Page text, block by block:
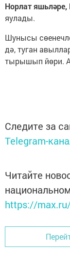
Норлат
яулады.
Шунысы
дә, туган
тырышып йөри.
Следите за
Telegram-
Читайте
https://